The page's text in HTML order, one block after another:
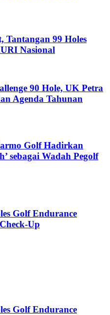
Tantangan 99 Holes
Nasional
90 Hole, UK Petra
Agenda Tahunan
Golf Hadirkan
sebagai Wadah Pegolf
Golf Endurance
Up
Golf Endurance